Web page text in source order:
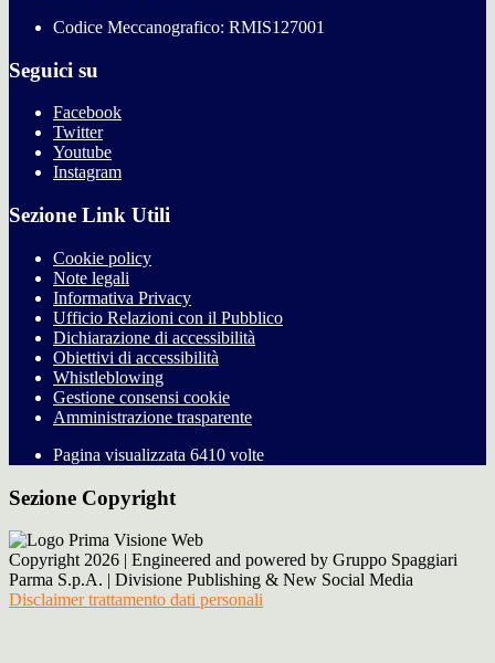
Codice Meccanografico: RMIS127001
Seguici su
Facebook
Twitter
Youtube
Instagram
Sezione Link Utili
Cookie policy
Note legali
Informativa Privacy
Ufficio Relazioni con il Pubblico
Dichiarazione di accessibilità
Obiettivi di accessibilità
Whistleblowing
Gestione consensi cookie
Amministrazione trasparente
Pagina visualizzata 6410 volte
Sezione Copyright
Copyright 2026 | Engineered and powered by Gruppo Spaggiari
Parma S.p.A. | Divisione Publishing & New Social Media
Disclaimer trattamento dati personali